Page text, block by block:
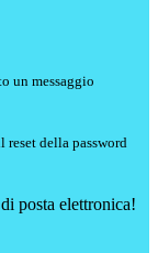
un messaggio
reset della password
posta elettronica!